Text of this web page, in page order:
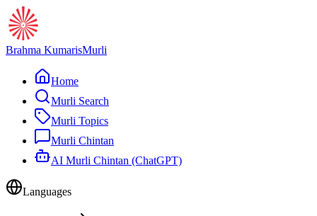
Brahma KumarisMurli
Home
Murli Search
Murli Topics
Murli Chintan
AI Murli Chintan (ChatGPT)
Languages